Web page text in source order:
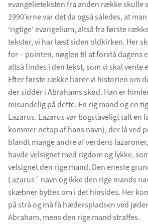
evangelieteksten fra anden række skulle
1990’erne var det da også således, at
’rigtige’ evangelium, altså fra første
tekster, vi har læst siden oldkirken. Her
for – pointen, nøglen til at forstå dagens
altså findes i den tekst, som vi skal vente
Efter første række hører vi historien om
der sidder i Abrahams skød. Han er
misundelig på dette. En rig mand og en
Lazarus. Lazarus var bogstaveligt talt en
kommer netop af hans navn), der lå ved
blandt mange andre af verdens
havde velsignet med rigdom og lykke,
velsignet den rige mand. Den eneste
Lazarus´ navn og ikke den rige mands
skæbner byttes om i det hinsides. Her
på strå og må få hæderspladsen ved
Abraham, mens den rige mand straffes.